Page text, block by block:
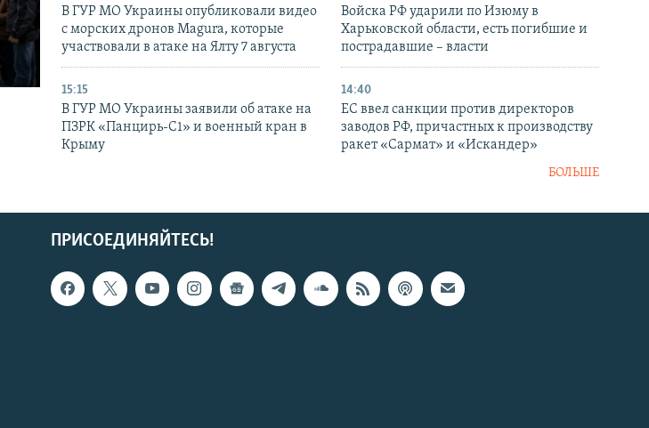
В ГУР МО Украины опубликовали видео
с морских дронов Magura, которые
участвовали в атаке на Ялту 7 августа
Войска РФ ударили по Изюму в
Харьковской области, есть погибшие и
пострадавшие – власти
15:15
В ГУР МО Украины заявили об атаке на
ПЗРК «Панцирь-С1» и военный кран в
Крыму
14:40
ЕС ввел санкции против директоров
заводов РФ, причастных к производству
ракет «Сармат» и «Искандер»
БОЛЬШЕ
ПРИСОЕДИНЯЙТЕСЬ!